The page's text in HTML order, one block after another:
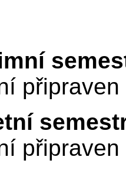
připraven
připraven